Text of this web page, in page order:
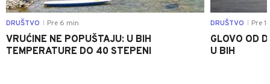
DRUŠTVO Pre 6 min
VRUĆINE NE POPUŠTAJU: U BIH
TEMPERATURE DO 40 STEPENI
DRUŠTVO Pre
GLOVO OD
U BIH